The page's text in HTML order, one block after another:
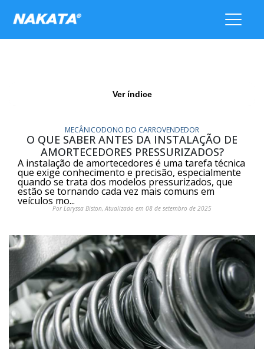
Ver índice
MECÂNICODONO DO CARROVENDEDOR
O QUE SABER ANTES DA INSTALAÇÃO DE
AMORTECEDORES PRESSURIZADOS?
A instalação de amortecedores é uma tarefa técnica
que exige conhecimento e precisão, especialmente
quando se trata dos modelos pressurizados, que
estão se tornando cada vez mais comuns em
veículos mo...
Por Laryssa Biston, Atualizado em 08 de setembro de 2025